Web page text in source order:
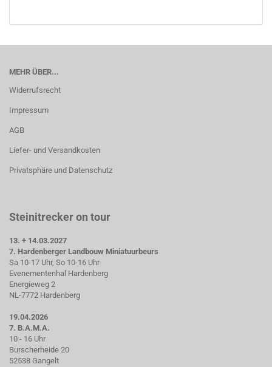
MEHR ÜBER...
Widerrufsrecht
Impressum
AGB
Liefer- und Versandkosten
Privatsphäre und Datenschutz
Steinitrecker on tour
13. + 14.03.2027
7. Hardenberger Landbouw Miniatuurbeurs
Sa 10-17 Uhr, So 10-16 Uhr
Evenementenhal Hardenberg
Energieweg 2
NL-7772 Hardenberg
19.04.2026
7. B.A.M.A.
10 - 16 Uhr
Burscherheide 20
52538 Gangelt